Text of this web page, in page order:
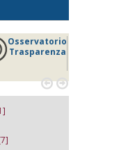
Osservatorio
Trasparenza
 